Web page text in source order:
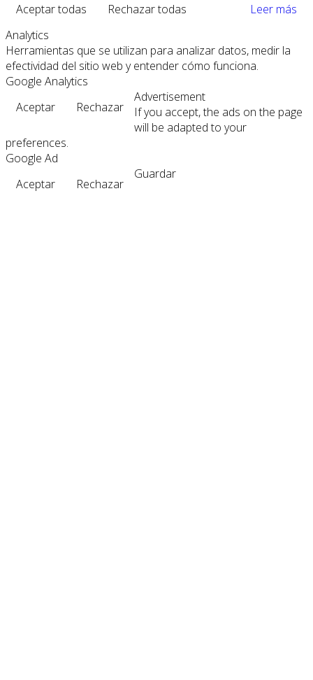
Aceptar todas
Rechazar todas
Leer más
Analytics
Herramientas que se utilizan para analizar datos, medir la
efectividad del sitio web y entender cómo funciona.
Google Analytics
Aceptar
Rechazar
Advertisement
If you accept, the ads on the page
will be adapted to your
preferences.
Google Ad
Aceptar
Rechazar
Guardar